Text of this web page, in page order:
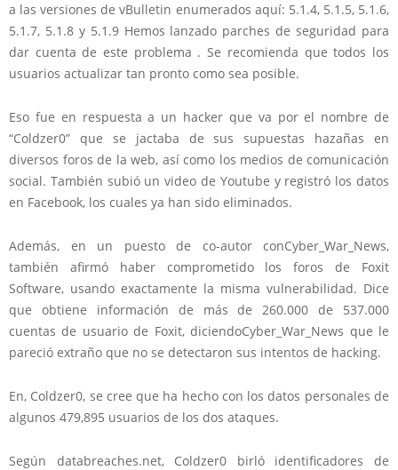
a las versiones de vBulletin enumerados aquí: 5.1.4, 5.1.5, 5.1.6,
5.1.7, 5.1.8 y 5.1.9 Hemos lanzado parches de seguridad para
dar cuenta de este problema . Se recomienda que todos los
usuarios actualizar tan pronto como sea posible.
Eso fue en respuesta a un hacker que va por el nombre de
“Coldzer0” que se jactaba de sus supuestas hazañas en
diversos foros de la web, así como los medios de comunicación
social. También subió un video de Youtube y registró los datos
en Facebook, los cuales ya han sido eliminados.
Además, en un puesto de co-autor conCyber_War_News,
también afirmó haber comprometido los foros de Foxit
Software, usando exactamente la misma vulnerabilidad. Dice
que obtiene información de más de 260.000 de 537.000
cuentas de usuario de Foxit, diciendoCyber_War_News que le
pareció extraño que no se detectaron sus intentos de hacking.
En, Coldzer0, se cree que ha hecho con los datos personales de
algunos 479,895 usuarios de los dos ataques.
Según databreaches.net, Coldzer0 birló identificadores de